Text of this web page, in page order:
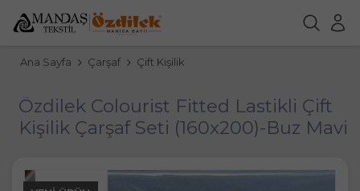
Ana Sayfa Çarşaf Çift Kişilik
Özdilek Colourist Fitted Lastikli Çift
Kişilik Çarşaf Seti (160x200)-Buz Mavi